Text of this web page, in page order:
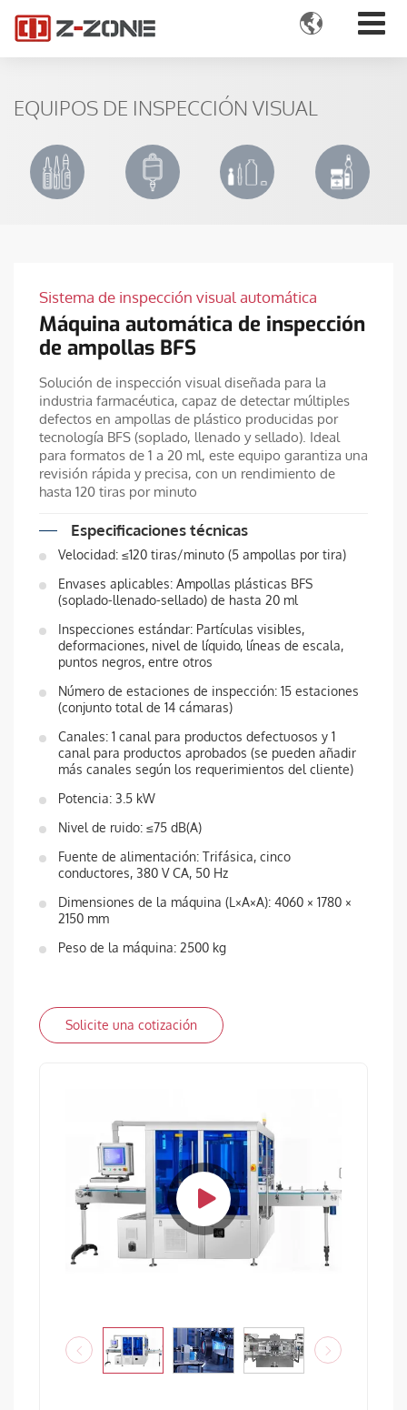

EQUIPOS DE INSPECCIÓN VISUAL
Sistema de inspección visual automática
Máquina automática de inspección
de ampollas BFS
Solución de inspección visual diseñada para la
industria farmacéutica, capaz de detectar múltiples
defectos en ampollas de plástico producidas por
tecnología BFS (soplado, llenado y sellado). Ideal
para formatos de 1 a 20 ml, este equipo garantiza una
revisión rápida y precisa, con un rendimiento de
hasta 120 tiras por minuto
Especificaciones técnicas
Velocidad: ≤120 tiras/minuto (5 ampollas por tira)
Envases aplicables: Ampollas plásticas BFS
(soplado-llenado-sellado) de hasta 20 ml
Inspecciones estándar: Partículas visibles,
deformaciones, nivel de líquido, líneas de escala,
puntos negros, entre otros
Número de estaciones de inspección: 15 estaciones
(conjunto total de 14 cámaras)
Canales: 1 canal para productos defectuosos y 1
canal para productos aprobados (se pueden añadir
más canales según los requerimientos del cliente)
Potencia: 3.5 kW
Nivel de ruido: ≤75 dB(A)
Fuente de alimentación: Trifásica, cinco
conductores, 380 V CA, 50 Hz
Dimensiones de la máquina (L×A×A): 4060 × 1780 ×
2150 mm
Peso de la máquina: 2500 kg
Solicite una cotización